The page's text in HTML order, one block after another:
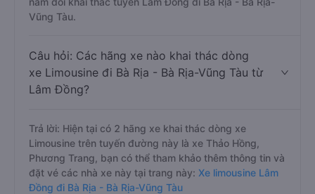
Vũng Tàu.
Câu hỏi: Các hãng xe nào khai thác dòng
xe Limousine đi Bà Rịa - Bà Rịa-Vũng Tàu từ
Lâm Đồng?
Trả lời: Hiện tại có 2 hãng xe khai thác dòng xe
Limousine trên tuyến đường này là xe Thảo Hồng,
Phương Trang, bạn có thể tham khảo thêm thông tin và
đặt vé các nhà xe này tại trang này: Xe limousine Lâm
Đồng đi Bà Rịa - Bà Rịa-Vũng Tàu